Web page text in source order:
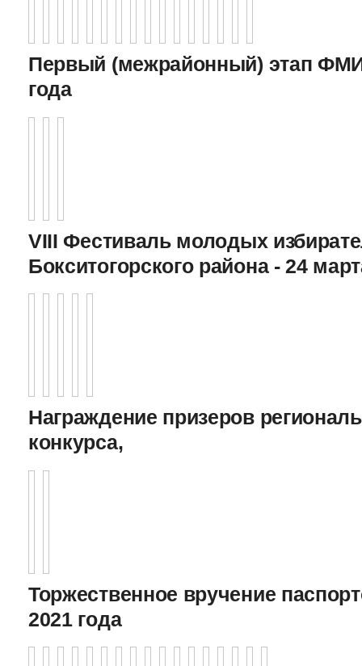
Первый (межрайонный) этап
года
VIII Фестиваль молодых
Бокситогорского района - 24
Награждение призеров
конкурса,
Торжественное вручение
2021 года